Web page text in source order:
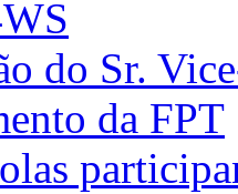
do Sr.
da FPT